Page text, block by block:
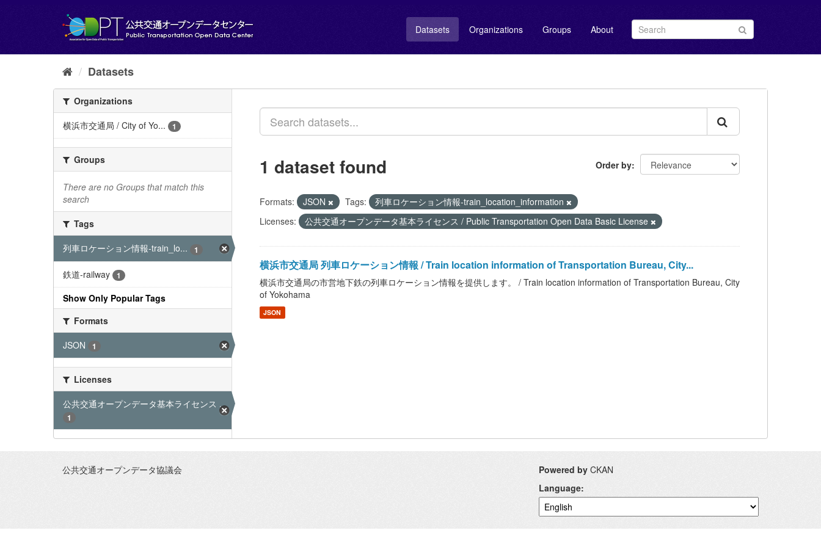
Datasets Organizations Groups About
Datasets
Organizations
横浜市交通局 / City of Yo...
1
Groups
There are no Groups that match this
search
Tags
列車ロケーション情報-train_lo...
1
鉄道-railway 1
Show Only Popular Tags
Formats
JSON
1
Licenses
公共交通オープンデータ基本ライセンス ...
1
Order by
1 dataset found
Formats: JSON Tags:
列車ロケーション情報-train_location_information
Licenses:
公共交通オープンデータ基本ライセンス / Public Transportation Open Data Basic License
横浜市交通局 列車ロケーション情報 / Train location information of Transportation Bureau, City...
横浜市交通局の市営地下鉄の列車ロケーション情報を提供します。 / Train location information of Transportation Bureau, City
of Yokohama
JSON
公共交通オープンデータ協議会 Powered by CKAN
Language